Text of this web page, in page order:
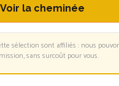
Voir la cheminée
sélection sont affiliés : nous
sans surcoût pour vous.